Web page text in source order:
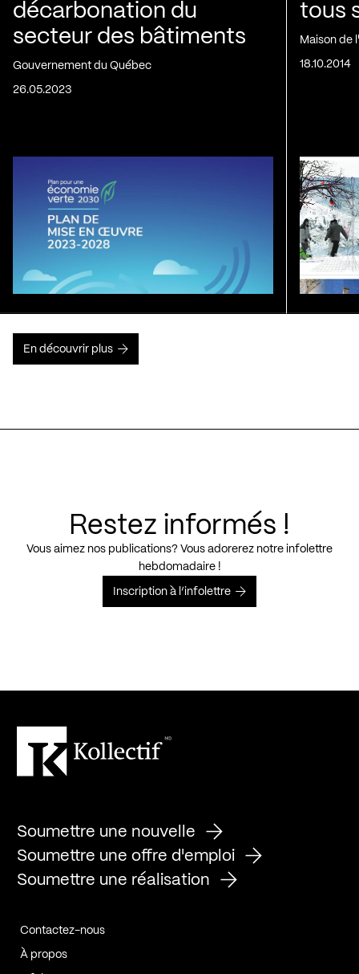
décarbonation du
secteur des bâtiments
Gouvernement du Québec
26.05.2023
tous
Maison de
18.10.2014
En découvrir plus
Restez informés !
Vous aimez nos publications? Vous adorerez notre infolettre
hebdomadaire !
Inscription à l’infolettre
Soumettre une nouvelle
Soumettre une offre d'emploi
Soumettre une réalisation
Contactez-nous
À propos